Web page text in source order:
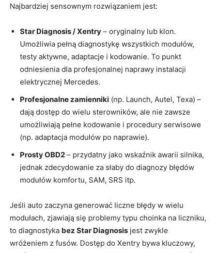
Najbardziej sensownym rozwiązaniem jest:
Star Diagnosis / Xentry – oryginalny lub klon.
Umożliwia pełną diagnostykę wszystkich modułów,
testy aktywne, adaptacje i kodowanie. To punkt
odniesienia dla profesjonalnej naprawy instalacji
elektrycznej Mercedes.
Profesjonalne zamienniki (np. Launch, Autel, Texa) –
dają dostęp do wielu sterowników, ale nie zawsze
umożliwiają pełne kodowanie i procedury serwisowe
(np. adaptacja modułów po naprawie).
Prosty OBD2 – przydatny jako wskaźnik awarii silnika,
jednak zdecydowanie za słaby do diagnozy błędów
modułów komfortu, SAM, SRS itp.
Jeśli auto zaczyna generować liczne błędy w wielu
modułach, zjawiają się problemy typu choinka na liczniku,
to diagnostyka bez Star Diagnosis jest zwykle
wróżeniem z fusów. Dostęp do Xentry bywa kluczowy,